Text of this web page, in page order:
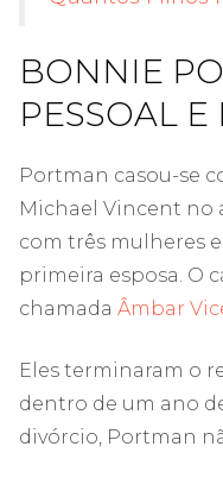
BONNIE
PESSOAL
Portman casou-se
Michael Vincent no
com três mulheres
primeira esposa. O
chamada Âmbar
Eles terminaram o
dentro de um ano
divórcio, Portman